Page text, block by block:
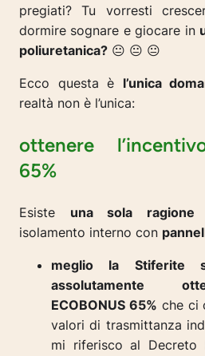
pregiati? Tu vorresti
dormire sognare e giocare in
poliuretanica? 😐 😐 😐
Ecco questa è l’unica
realtà non è l’unica:
ottenere
65%
Esiste una sola ragione
isolamento interno con
meglio la Stiferite
assolutamente
ECOBONUS 65% che ci
valori di trasmittanza
mi riferisco al Decreto